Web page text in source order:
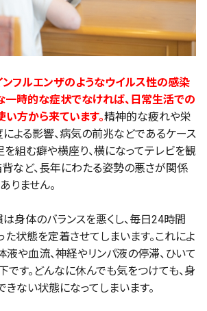
フルエンザのようなウイルス性の感染
一時的な症状でなければ、日常生活での
方から来ています。精神的な疲れや栄
よる影響、病気の前兆などであるケース
を組む癖や横座り、横になってテレビを観
など、長年にわたる姿勢の悪さが関係
りません。
身体のバランスを悪くし、毎日24時間
状態を定着させてしまいます。これによ
液や血流、神経やリンパ液の停滞、ひいて
す。どんなに休んでも気をつけても、身
ない状態になってしまいます。